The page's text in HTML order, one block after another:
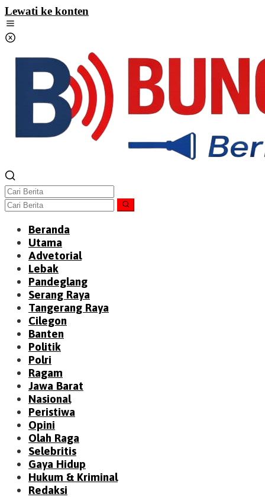
Lewati ke konten
Beranda
Utama
Advetorial
Lebak
Pandeglang
Serang Raya
Tangerang Raya
Cilegon
Banten
Politik
Polri
Ragam
Jawa Barat
Nasional
Peristiwa
Opini
Olah Raga
Selebritis
Gaya Hidup
Hukum & Kriminal
Redaksi